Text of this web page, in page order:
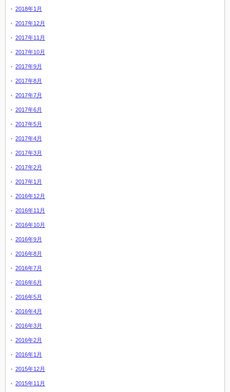
2018年1月
2017年12月
2017年11月
2017年10月
2017年9月
2017年8月
2017年7月
2017年6月
2017年5月
2017年4月
2017年3月
2017年2月
2017年1月
2016年12月
2016年11月
2016年10月
2016年9月
2016年8月
2016年7月
2016年6月
2016年5月
2016年4月
2016年3月
2016年2月
2016年1月
2015年12月
2015年11月